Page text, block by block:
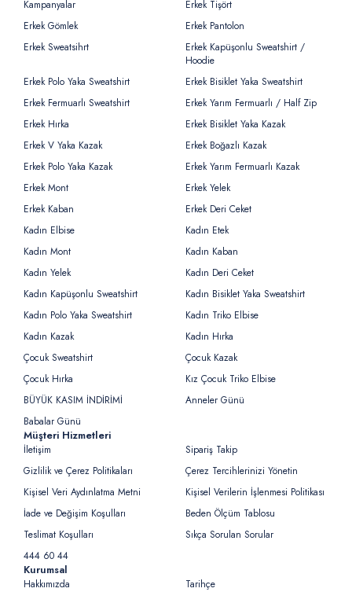
Kampanyalar
Erkek Tişört
Erkek Gömlek
Erkek Pantolon
Erkek Sweatsihrt
Erkek Kapüşonlu Sweatshirt /
Hoodie
Erkek Polo Yaka Sweatshirt
Erkek Bisiklet Yaka Sweatshirt
Erkek Fermuarlı Sweatshirt
Erkek Yarım Fermuarlı / Half Zip
Erkek Hırka
Erkek Bisiklet Yaka Kazak
Erkek V Yaka Kazak
Erkek Boğazlı Kazak
Erkek Polo Yaka Kazak
Erkek Yarım Fermuarlı Kazak
Erkek Mont
Erkek Yelek
Erkek Kaban
Erkek Deri Ceket
Kadın Elbise
Kadın Etek
Kadın Mont
Kadın Kaban
Kadın Yelek
Kadın Deri Ceket
Kadın Kapüşonlu Sweatshirt
Kadın Bisiklet Yaka Sweatshirt
Kadın Polo Yaka Sweatshirt
Kadın Triko Elbise
Kadın Kazak
Kadın Hırka
Çocuk Sweatshirt
Çocuk Kazak
Çocuk Hırka
Kız Çocuk Triko Elbise
BÜYÜK KASIM İNDİRİMİ
Anneler Günü
Babalar Günü
Müşteri Hizmetleri
İletişim
Sipariş Takip
Gizlilik ve Çerez Politikaları
Çerez Tercihlerinizi Yönetin
Kişisel Veri Aydınlatma Metni
Kişisel Verilerin İşlenmesi Politikası
İade ve Değişim Koşulları
Beden Ölçüm Tablosu
Teslimat Koşulları
Sıkça Sorulan Sorular
444 60 44
Kurumsal
Hakkımızda
Tarihçe